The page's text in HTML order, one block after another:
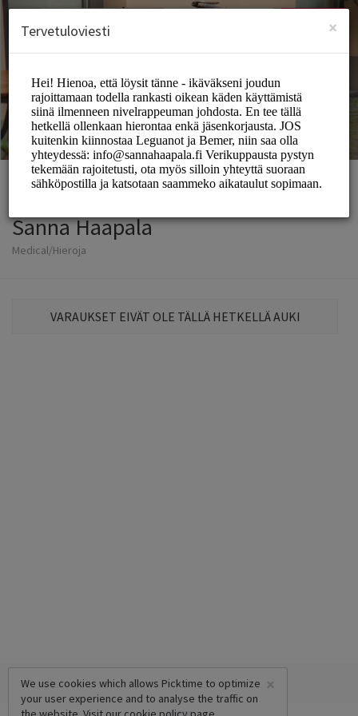
Kiinnittää
Sanna Haapala
Medical/Hieroja
VARAUKSET EIVÄT OLE TÄLLÄ HETKELLÄ AUKI
×
We use cookies which allows Picktime to optimize
your user experience and to analyse the traffic on
×
Tervetuloviesti